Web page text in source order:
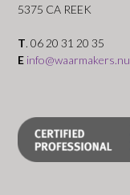
5375 CA REEK
T. 06 20 31 20 35
E info@waarmakers.nu